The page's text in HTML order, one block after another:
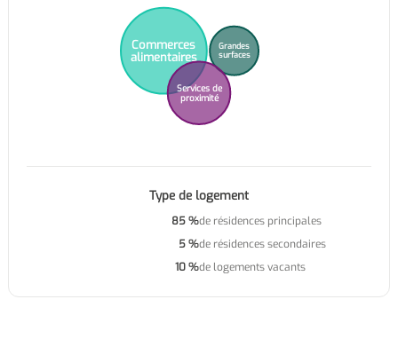
Commerces
alimentaires
Grandes
surfaces
Services de
proximité
Type de logement
85 %de résidences principales
5 %de résidences secondaires
10 %de logements vacants